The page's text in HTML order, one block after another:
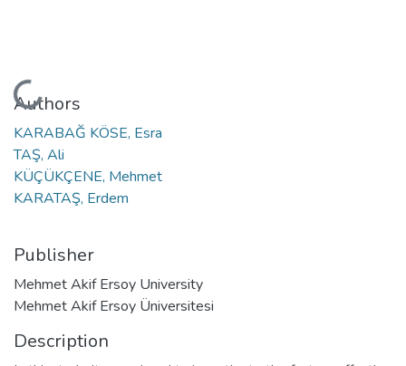
Loading...
Authors
KARABAĞ KÖSE, Esra
TAŞ, Ali
KÜÇÜKÇENE, Mehmet
KARATAŞ, Erdem
Publisher
Mehmet Akif Ersoy University
Mehmet Akif Ersoy Üniversitesi
Description